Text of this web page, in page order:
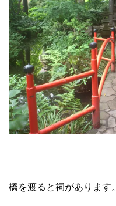
橋を渡ると祠があります。